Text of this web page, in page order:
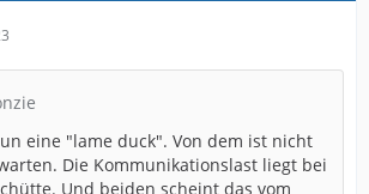
eine "lame duck". Von dem ist nicht
Die Kommunikationslast liegt bei
Und beiden scheint das vom